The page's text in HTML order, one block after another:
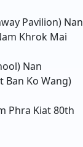
Pavilion) Nan
Khrok Mai
Nan
Ban Ko Wang)
Phra Kiat 80th